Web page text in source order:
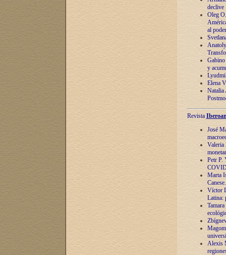
declive
Oleg
al poder
y
Elena
Natalia
Revista
José
Valeria
Petr P.
Marta
Víctor
Latina:
Alexis